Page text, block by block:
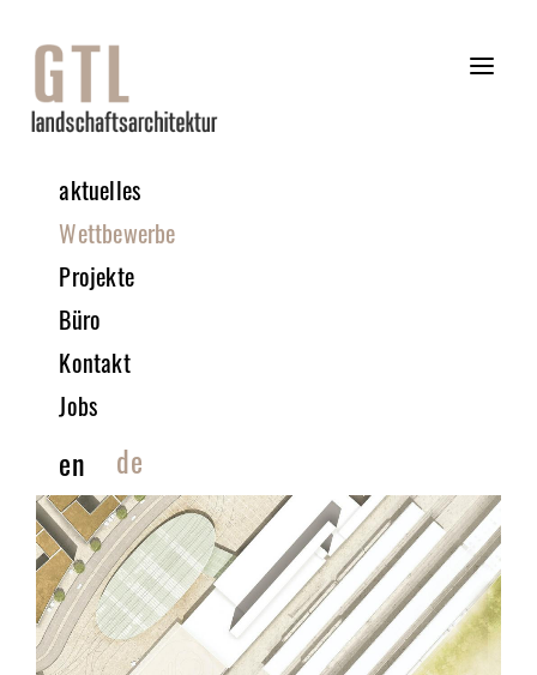
aktuelles
Wettbewerbe
Projekte
Büro
Kontakt
Jobs
en de